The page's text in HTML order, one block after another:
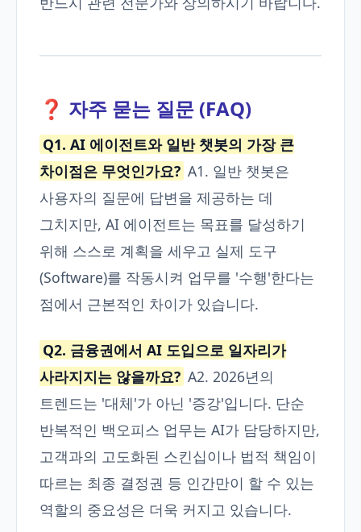
❓ 자주 묻는 질문 (FAQ)
Q1. AI 에이전트와 일반 챗봇의 가장 큰
차이점은 무엇인가요? A1. 일반 챗봇은
사용자의 질문에 답변을 제공하는 데
그치지만, AI 에이전트는 목표를 달성하기
위해 스스로 계획을 세우고 실제 도구
(Software)를 작동시켜 업무를 '수행'한다는
점에서 근본적인 차이가 있습니다.
Q2. 금융권에서 AI 도입으로 일자리가
사라지지는 않을까요? A2. 2026년의
트렌드는 '대체'가 아닌 '증강'입니다. 단순
반복적인 백오피스 업무는 AI가 담당하지만,
고객과의 고도화된 스킨십이나 법적 책임이
따르는 최종 결정권 등 인간만이 할 수 있는
역할의 중요성은 더욱 커지고 있습니다.